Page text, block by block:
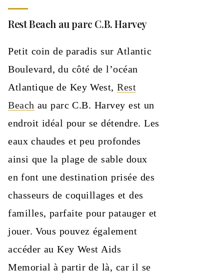
Rest Beach au parc C.B. Harvey
Petit coin de paradis sur Atlantic
Boulevard, du côté de l’océan
Atlantique de Key West,Rest
Beach au parc C.B. Harvey est un
endroit idéal pour se détendre. Les
eaux chaudes et peu profondes
ainsi que la plage de sable doux
en font une destination prisée des
chasseurs de coquillages et des
familles, parfaite pour patauger et
jouer. Vous pouvez également
accéder au Key West Aids
Memorial à partir de là, car il se